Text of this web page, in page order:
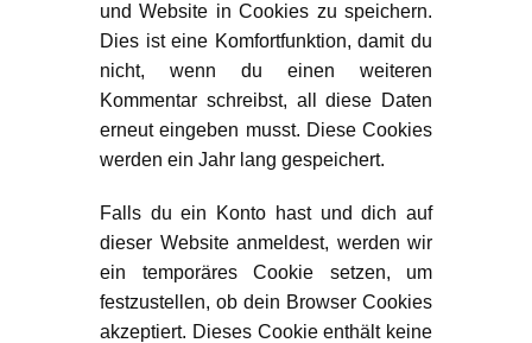
und Website in Cookies zu speichern.
Dies ist eine Komfortfunktion, damit du
nicht, wenn du einen weiteren
Kommentar schreibst, all diese Daten
erneut eingeben musst. Diese Cookies
werden ein Jahr lang gespeichert.
Falls du ein Konto hast und dich auf
dieser Website anmeldest, werden wir
ein temporäres Cookie setzen, um
festzustellen, ob dein Browser Cookies
akzeptiert. Dieses Cookie enthält keine